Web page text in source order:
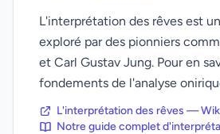
L'interprétation des rêves est
exploré par des pionniers
et Carl Gustav Jung. Pour en
fondements de l'analyse
L'interprétation des rêves —
Notre guide complet